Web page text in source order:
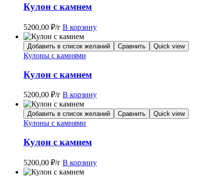
Кулон с камнем
5200,00 ₽/г В корзину
Добавить в список желаний Сравнить Quick view
Кулоны с камнями
Кулон с камнем
5200,00 ₽/г В корзину
Добавить в список желаний Сравнить Quick view
Кулоны с камнями
Кулон с камнем
5200,00 ₽/г В корзину